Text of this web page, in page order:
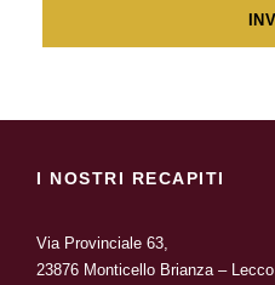
I NOSTRI RECAPITI
Via Provinciale 63,
23876 Monticello Brianza – Lecco